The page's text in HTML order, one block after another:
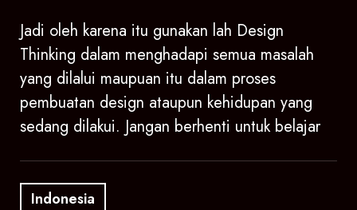
Jadi oleh karena itu gunakan lah Design
Thinking dalam menghadapi semua masalah
yang dilalui maupuan itu dalam proses
pembuatan design ataupun kehidupan yang
sedang dilakui. Jangan berhenti untuk belajar
Indonesia